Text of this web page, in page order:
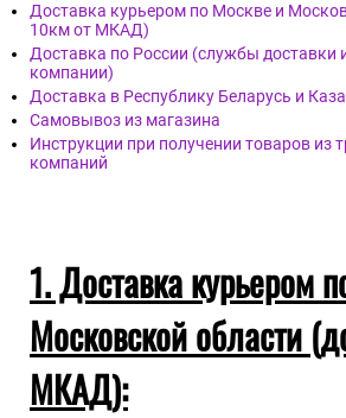
Доставка курьером по Москве и
10км от МКАД)
Доставка по России (службы доставки
компании)
Доставка в Республику Беларусь и
Самовывоз из магазина
Инструкции при получении товаров из
компаний
1. Доставка курьером
Московской области
МКАД):